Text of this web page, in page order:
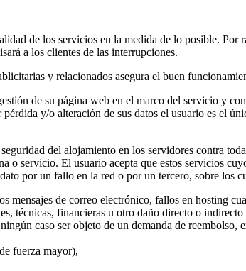
de los servicios en la medida de lo posible.
a los clientes de las interrupciones.
y relacionados asegura el buen
de su página web en el marco del servicio y
y/o alteración de sus datos el usuario es el
del alojamiento en los servidores contra
servicio. El usuario acepta que estos servicios
por un fallo en la red o por un tercero, sobre los
mensajes de correo electrónico, fallos en hosting
técnicas, financieras u otro daño directo o
caso ser objeto de un demanda de reembolso,
fuerza mayor),